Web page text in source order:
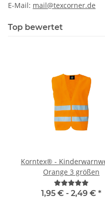
E-Mail: mail@texcorner.de
Top bewertet
Korntex® -
Orange 3 größen
1,95 € - 2,49 € *